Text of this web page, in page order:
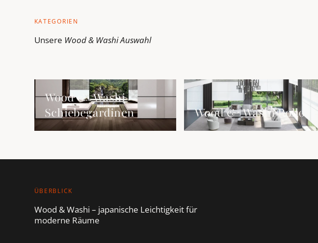
KATEGORIEN
Unsere Wood & WashiAuswahl
Wood &amp; Washi Schiebegardinen ansehen
Wood & Washi
Schiebegardinen
Wood &amp; Washi Rollos ansehen
Wood & Washi Rollos
ÜBERBLICK
Wood & Washi – japanische Leichtigkeit für
moderne Räume